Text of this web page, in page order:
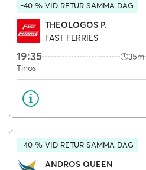
-40 % VID RETUR SAMMA DAG
THEOLOGOS P.
FAST FERRIES
19:35 35m
Tinos
-40 % VID RETUR SAMMA DAG
ANDROS QUEEN